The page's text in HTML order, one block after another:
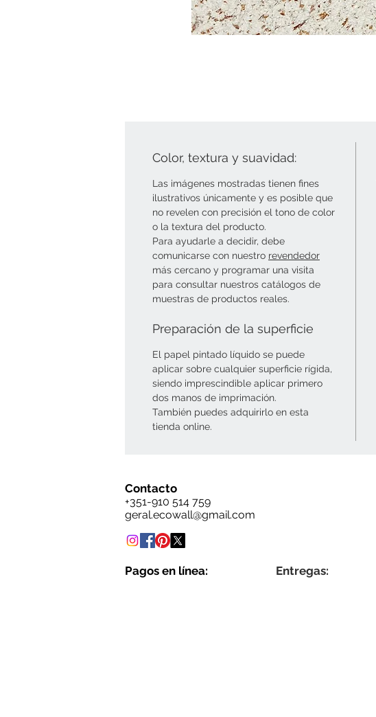
Color, textura y suavidad:
Las imágenes mostradas tienen fines
ilustrativos únicamente y es posible que
no revelen con precisión el tono de color
o la textura del producto.
Para ayudarle a decidir, debe
comunicarse con nuestro revendedor
más cercano y programar una visita
para consultar nuestros catálogos de
muestras de productos reales.
Preparación de la superficie
El papel pintado líquido se puede
aplicar sobre cualquier superficie rígida,
siendo imprescindible aplicar primero
dos manos de imprimación.
También puedes adquirirlo en esta
tienda online.
Contacto
+351-910 514 759
geral.ecowall@gmail.com
Pagos en línea: Entregas: